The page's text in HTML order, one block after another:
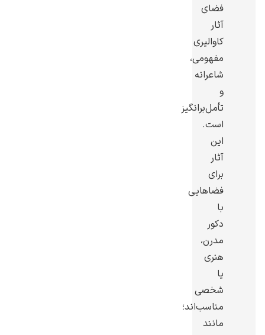
فضای
آثار
کاوالیری
مفهومی،
شاعرانه
و
تأمل‌برانگیز
است.
این
آثار
برای
فضاهایی
با
دکور
مدرن،
هنری
یا
شخصی
مناسب‌اند؛
مانند